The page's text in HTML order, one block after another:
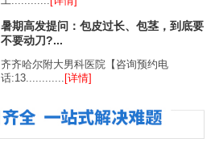
暑期高发提问：包皮过长、包茎，到底要
不要动刀?...
齐齐哈尔附大男科医院【咨询预约电
话:13............
[详情]